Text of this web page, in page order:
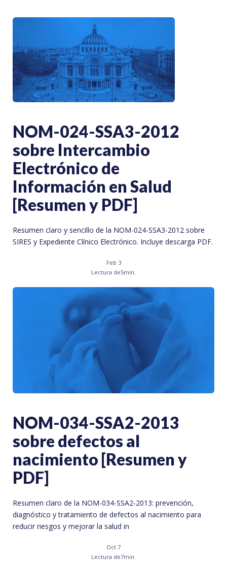
NOM-024-SSA3-2012
sobre Intercambio
Electrónico de
Información en Salud
[Resumen y PDF]
Resumen claro y sencillo de la NOM-024-SSA3-2012 sobre
SIRES y Expediente Clínico Electrónico. Incluye descarga PDF.
Feb 3
Lectura de5min.
NOM-034-SSA2-2013
sobre defectos al
nacimiento [Resumen y
PDF]
Resumen claro de la NOM-034-SSA2-2013: prevención,
diagnóstico y tratamiento de defectos al nacimiento para
reducir riesgos y mejorar la salud in
Oct 7
Lectura de7min.